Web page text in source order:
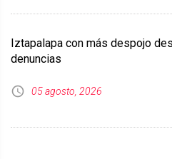
Iztapalapa con más despojo
denuncias
05 agosto, 2026